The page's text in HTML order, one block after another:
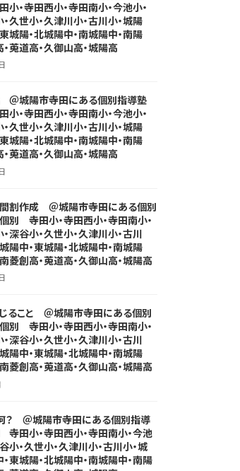
・寺田西小・寺田南小・今池小・
久世小・久津川小・古川小・城陽
城陽・北城陽中・南城陽中・南陽
莵道高・久御山高・城陽高
＠城陽市寺田にある個別指導塾
・寺田西小・寺田南小・今池小・
久世小・久津川小・古川小・城陽
城陽・北城陽中・南城陽中・南陽
莵道高・久御山高・城陽高
割作成 ＠城陽市寺田にある個別
寺田小・寺田西小・寺田南小・
深谷小・久世小・久津川小・古川
陽中・東城陽・北城陽中・南城陽
菱創高・莵道高・久御山高・城陽高
ること ＠城陽市寺田にある個別
寺田小・寺田西小・寺田南小・
深谷小・久世小・久津川小・古川
陽中・東城陽・北城陽中・南城陽
菱創高・莵道高・久御山高・城陽高
？ ＠城陽市寺田にある個別指導
田小・寺田西小・寺田南小・今池
小・久世小・久津川小・古川小・城
東城陽・北城陽中・南城陽中・南陽